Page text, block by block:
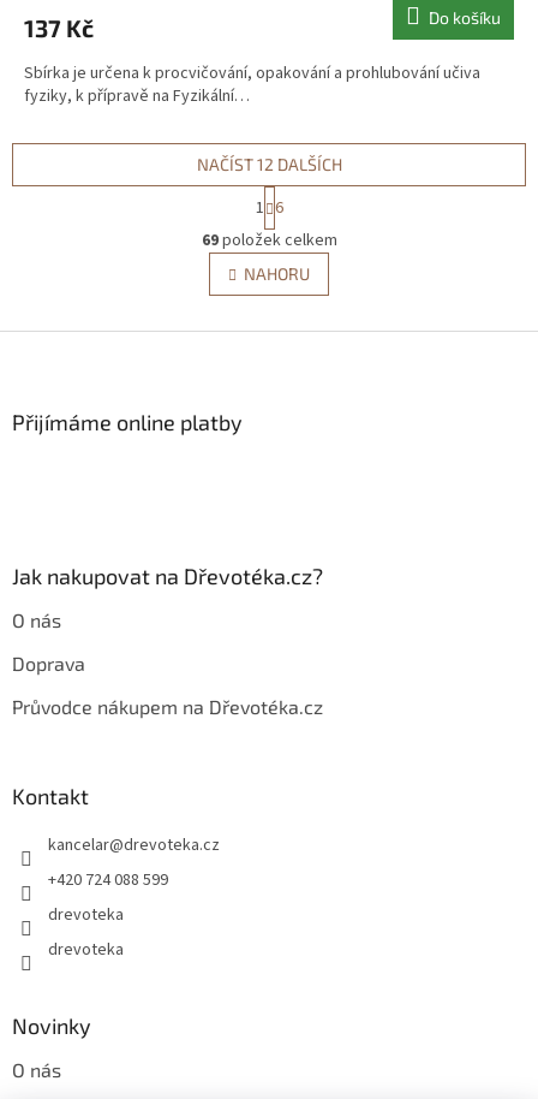
137 Kč Do košíku
Sbírka je určena k procvičování, opakování a prohlubování učiva
fyziky, k přípravě na Fyzikální…
O
v
l
á
p
NAČÍST 12 DALŠÍCH
S
t
r
á
n
k
v
1 6
69položek celkem
NAHORU
Přijímáme online platby
Jak nakupovat na Dřevotéka.cz?
O nás
Doprava
Průvodce nákupem na Dřevotéka.cz
Kontakt
kancelar@drevoteka.cz
+420 724 088 599
drevoteka
drevoteka
Novinky
O nás